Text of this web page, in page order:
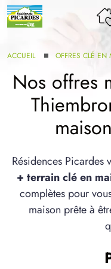
GAMME
SERVICE BDL EXTENSION
ACCUEIL OFFRES CLÉ EN
Nos offres
Résidences Picardes
+ terrain clé en
complètes pour
maison prête à